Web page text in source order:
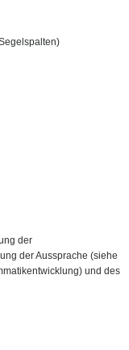
der
der Aussprache (siehe
und des